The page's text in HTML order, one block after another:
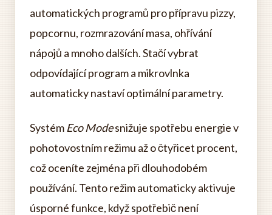
automatických programů pro přípravu pizzy,
popcornu, rozmrazování masa, ohřívání
nápojů a mnoho dalších. Stačí vybrat
odpovídající program a mikrovlnka
automaticky nastaví optimální parametry.
Systém Eco Modesnižuje spotřebu energie v
pohotovostním režimu až o čtyřicet procent,
což oceníte zejména při dlouhodobém
používání. Tento režim automaticky aktivuje
úsporné funkce, když spotřebič není